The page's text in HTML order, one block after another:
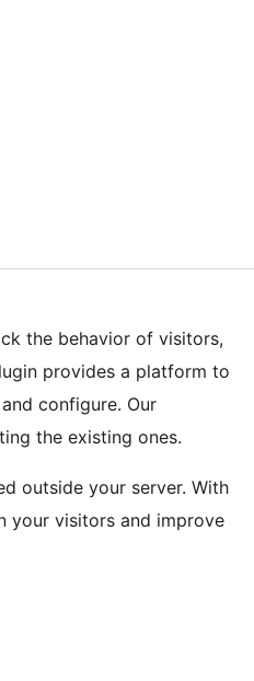
the behavior of visitors,
provides a platform to
configure. Our
the existing ones.
outside your server. With
your visitors and improve